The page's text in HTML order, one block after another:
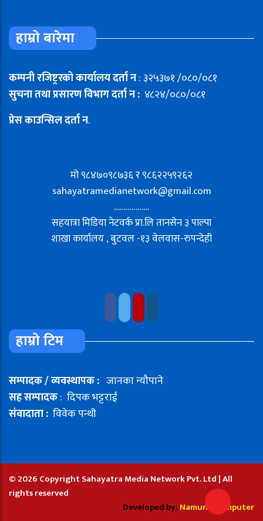
हाम्रो बारेमा
कम्पनी रजिष्ट्ररको कार्यालय दर्ता न: ३२५३७१ /०८०/०८१
सुचना तथा प्रसारण विभाग दर्ता न : ४८२४/०८०/०८१
प्रेस काउन्सिल दर्ता न.
मो ९८४७०९८७३६ र ९८६२२५९२६२
sahayatramedianetwork@gmail.com
………………
सहयात्रा मिडिया नेटवर्क प्रा.लि तानसेन ३ पाल्पा
शाखा कार्यालय , बुटवल -१३ वेलवास-रुपन्देही
हाम्रो टिम
सम्पादक / व्यवस्थापक : जानका न्यौपाने
सह सम्पादक: दिपक भट्टराई
संवादाता : विवेक पन्थी
© 2026 Copyright Sahayatra Media Network Pvt. Ltd | All
rights reserved
Developed by: Namuna Computer